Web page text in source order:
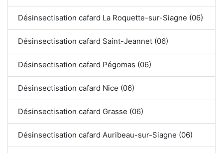
Désinsectisation cafard La Roquette-sur-Siagne (06)
Désinsectisation cafard Saint-Jeannet (06)
Désinsectisation cafard Pégomas (06)
Désinsectisation cafard Nice (06)
Désinsectisation cafard Grasse (06)
Désinsectisation cafard Auribeau-sur-Siagne (06)